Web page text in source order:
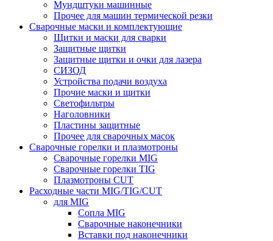
Мундштуки машинные
Прочее для машин термической резки
Сварочные маски и комплектующие
Щитки и маски для сварки
Защитные щитки
Защитные щитки и очки для лазера
СИЗОД
Устройства подачи воздуха
Прочие маски и щитки
Светофильтры
Наголовники
Пластины защитные
Прочее для сварочных масок
Сварочные горелки и плазмотроны
Сварочные горелки MIG
Сварочные горелки TIG
Плазмотроны CUT
Расходные части MIG/TIG/CUT
для MIG
Сопла MIG
Сварочные наконечники
Вставки под наконечники